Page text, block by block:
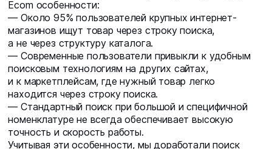
Ecom особенности:
— Около 95% пользователей крупных интернет-
магазинов ищут товар через строку поиска,
а не через структуру каталога.
— Современные пользователи привыкли к удобным
поисковым технологиям на других сайтах,
и к маркетплейсам, где нужный товар легко
находится через строку поиска.
— Стандартный поиск при большой и специфичной
номенклатуре не всегда обеспечивает высокую
точность и скорость работы.
Учитывая эти особенности, мы доработали поиск